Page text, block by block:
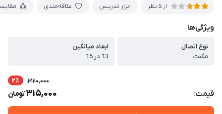
از 5 نظر ابزار تدریس علاقه‌مندی
ویژگی‌ها
نوع اتصال
مگنت
ابعاد میانگین
13 در 15
قیمت:
320,000 2٪
315,000تومان